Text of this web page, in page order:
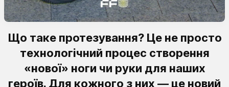
Що таке протезування? Це не просто
технологічний процес створення
«нової» ноги чи руки для наших
героїв. Для кожного з них — це новий